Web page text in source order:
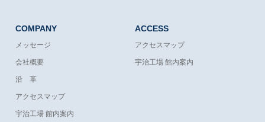
COMPANY
メッセージ
会社概要
沿 革
アクセスマップ
宇治工場 館内案内
ACCESS
アクセスマップ
宇治工場 館内案内